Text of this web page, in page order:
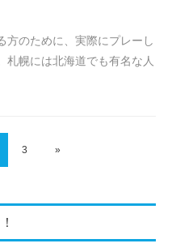
方のために、実際にプレーし
札幌には北海道でも有名な人
3 »